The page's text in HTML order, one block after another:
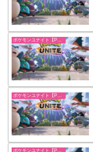
ポケモンユナイト【Pokémon UNITE】